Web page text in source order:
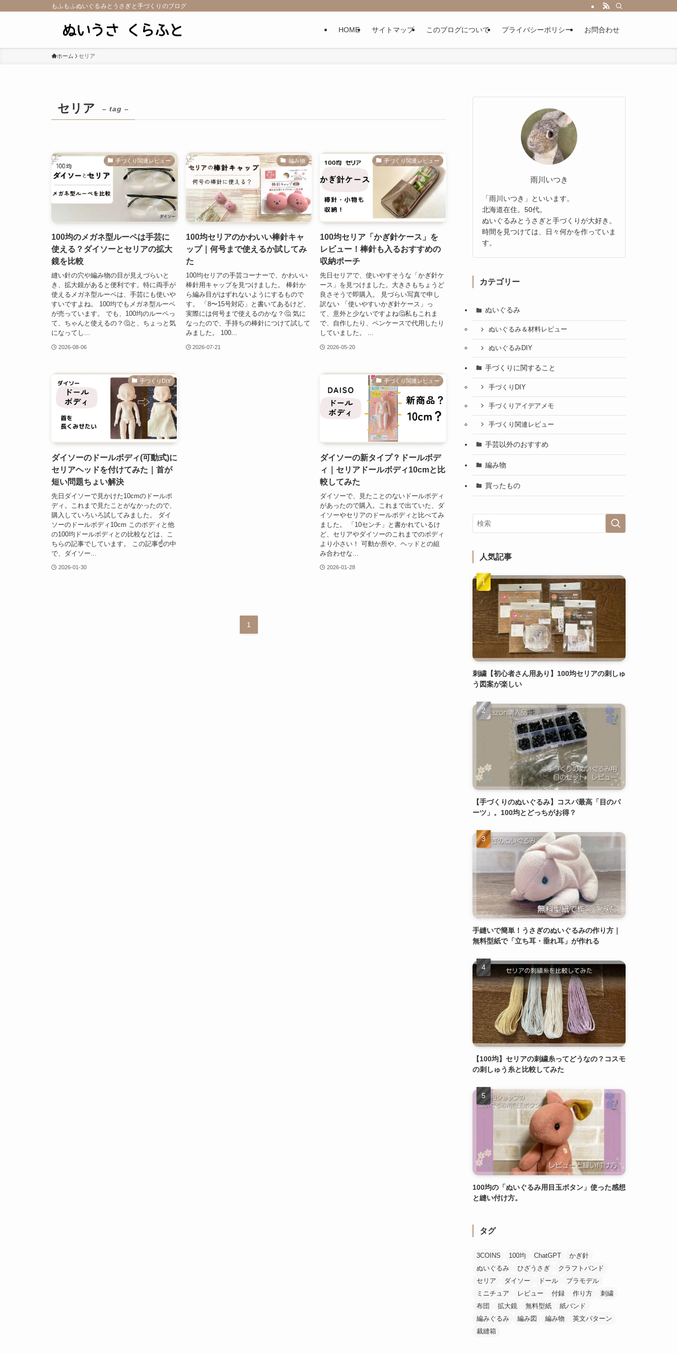
もふもふぬいぐるみとうさぎと手づくりのブログ
HOME サイトマップ このブログについて プライバシーポリシー お問合わせ
ホーム セリア
セリア – tag –
手づくり関連レビュー
100均のメガネ型ルーペは手芸に
使える？ダイソーとセリアの拡大
鏡を比較
縫い針の穴や編み物の目が見えづらいと
き、拡大鏡があると便利です。特に両手が
使えるメガネ型ルーペは、手芸にも使いや
すいですよね。 100均でもメガネ型ルーペ
が売っています。 でも、100均のルーペっ
て、ちゃんと使えるの？🤔と、ちょっと気
になってし...
2026-08-06
編み物
100均セリアのかわいい棒針キャ
ップ｜何号まで使えるか試してみ
た
100均セリアの手芸コーナーで、かわいい
棒針用キャップを見つけました。 棒針か
ら編み目がはずれないようにするもので
す。 「8〜15号対応」と書いてあるけど、
実際には何号まで使えるのかな？🤔 気に
なったので、手持ちの棒針につけて試して
みました。 100...
2026-07-21
手づくり関連レビュー
100均セリア「かぎ針ケース」を
レビュー！棒針も入るおすすめの
収納ポーチ
先日セリアで、使いやすそうな「かぎ針ケ
ース」を見つけました。大きさもちょうど
良さそうで即購入。 見づらい写真で申し
訳ない 「使いやすいかぎ針ケース」っ
て、意外と少ないですよね🤔私もこれま
で、自作したり、ペンケースで代用したり
していました。 ...
2026-05-20
手づくりDIY
ダイソーのドールボディ(可動式)に
セリアヘッドを付けてみた｜首が
短い問題ちょい解決
先日ダイソーで見かけた10cmのドールボ
ディ。これまで見たことがなかったので、
購入していろいろ試してみました。 ダイ
ソーのドールボディ10cm このボディと他
の100均ドールボディとの比較などは、こ
ちらの記事でしています。 この記事☝️の中
で、ダイソー...
2026-01-30
手づくり関連レビュー
ダイソーの新タイプ？ドールボデ
ィ｜セリアドールボディ10cmと比
較してみた
ダイソーで、見たことのないドールボディ
があったので購入。これまで出ていた、ダ
イソーやセリアのドールボディと比べてみ
ました。 「10センチ」と書かれているけ
ど、セリアやダイソーのこれまでのボディ
より小さい！ 可動か所や、ヘッドとの組
み合わせな...
2026-01-28
1
雨川いつき
「雨川いつき」といいます。
北海道在住。50代。
ぬいぐるみとうさぎと手づくりが大好き。
時間を見つけては、日々何かを作っていま
す。
カテゴリー
ぬいぐるみ
ぬいぐるみ＆材料レビュー
ぬいぐるみDIY
手づくりに関すること
手づくりDIY
手づくりアイデアメモ
手づくり関連レビュー
手芸以外のおすすめ
編み物
買ったもの
人気記事
刺繍【初心者さん用あり】100均セリアの刺しゅ
う図案が楽しい
【手づくりのぬいぐるみ】コスパ最高「目のパ
ーツ」。100均とどっちがお得？
手縫いで簡単！うさぎのぬいぐるみの作り方｜
無料型紙で「立ち耳・垂れ耳」が作れる
【100均】セリアの刺繍糸ってどうなの？コスモ
の刺しゅう糸と比較してみた
100均の「ぬいぐるみ用目玉ボタン」使った感想
と縫い付け方。
タグ
3COINS 100均 ChatGPT
かぎ針
ぬいぐるみ
ひざうさぎ
クラフトバンド
セリア
ダイソー ドール
プラモデル
ミニチュア
レビュー 付録 作り方
刺繍
布団
拡大鏡 無料型紙
紙バンド
編みぐるみ
編み図 編み物
英文パターン
裁縫箱